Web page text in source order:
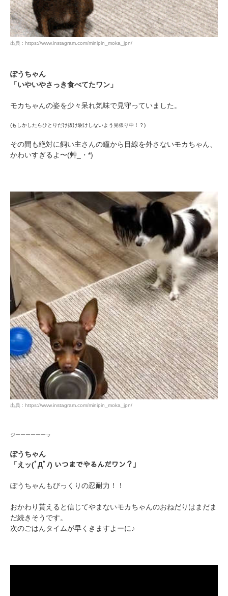
出典 : https://www.instagram.com/minipin_moka_jpn/
ぽうちゃん
「いやいやさっき食べてたワン」
モカちゃんの姿を少々呆れ気味で見守っていました。
(もしかしたらひとりだけ抜け駆けしないよう見張り中！？)
その間も絶対に飼い主さんの瞳から目線を外さないモカちゃん、
かわいすぎるよ〜(艸_・*)
出典 : https://www.instagram.com/minipin_moka_jpn/
ジーーーーーーッ
ぽうちゃん
「えッ(ﾟДﾟﾉ) いつまでやるんだワン？」
ぽうちゃんもびっくりの忍耐力！！
おかわり貰えると信じてやまないモカちゃんのおねだりはまだま
だ続きそうです。
次のごはんタイムが早くきますよーに♪
pecodogs
PECOアプリをダウンロード済みの方
アプリをダウンロードする